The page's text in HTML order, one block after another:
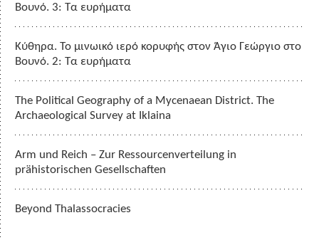
Βουνό. 3: Τα ευρήματα
Κύθηρα. Το μινωικό ιερό κορυφής στον Άγιο Γεώργιο στο
Βουνό. 2: Τα ευρήματα
The Political Geography of a Mycenaean District. The
Archaeological Survey at Iklaina
Arm und Reich – Zur Ressourcenverteilung in
prähistorischen Gesellschaften
Beyond Thalassocracies